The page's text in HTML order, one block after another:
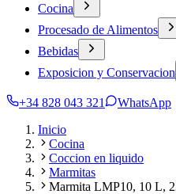
Cocina
Procesado de Alimentos
Bebidas
Exposicion y Conservacion
+34 828 043 321
WhatsApp
Inicio
Cocina
Coccion en liquido
Marmitas
Marmita LMP10, 10 L,